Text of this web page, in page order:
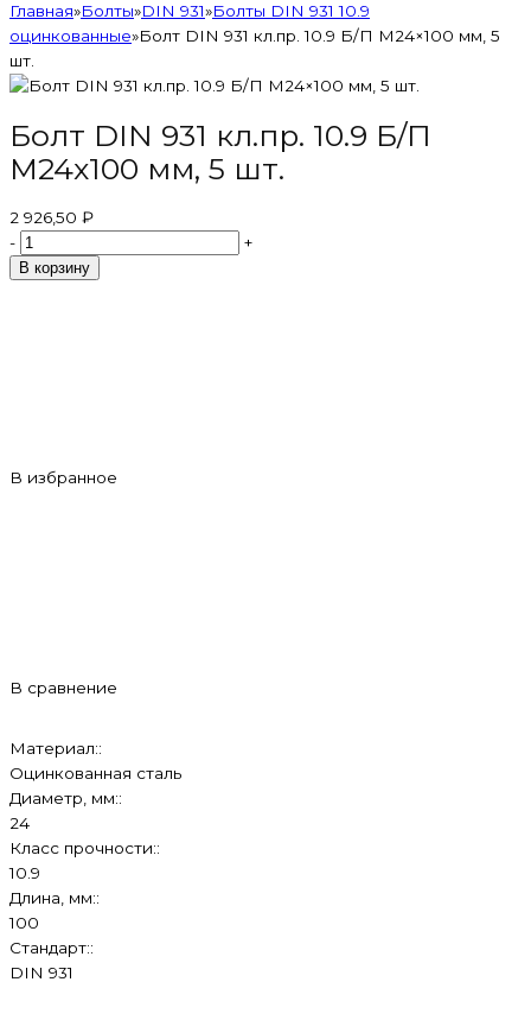
Главная»Болты»DIN 931»Болты DIN 931 10.9
оцинкованные»Болт DIN 931 кл.пр. 10.9 Б/П М24×100 мм, 5
шт.
Болт DIN 931 кл.пр. 10.9 Б/П
М24x100 мм, 5 шт.
2 926,50 ₽
-
+
В корзину
В избранное
В сравнение
Материал::
Оцинкованная сталь
Диаметр, мм::
24
Класс прочности::
10.9
Длина, мм::
100
Стандарт::
DIN 931